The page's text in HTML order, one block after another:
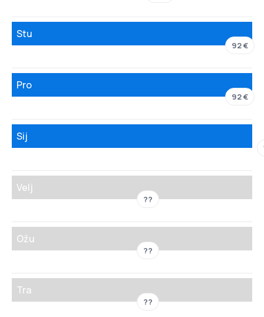
Stu
92 €
Pro
92 €
Sij
Velj
??
Ožu
??
Tra
??